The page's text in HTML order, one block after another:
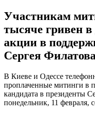
Участникам
тысяче гривен в
акции в
Сергея
В Киеве и Одессе
проплаченные митинги в
кандидата в президенты
понедельник, 11 февраля,